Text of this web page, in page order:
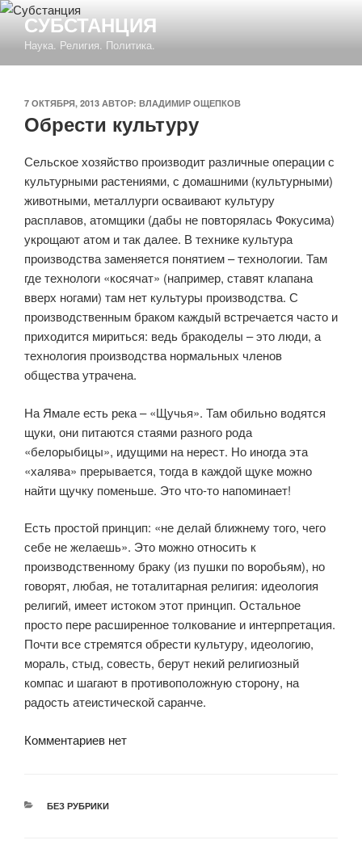
Перейти
содержимому
СУБСТАНЦИЯ
Наука. Религия. Политика.
ОПУБЛИКОВАНО
7 ОКТЯБРЯ, 2013 АВТОР: ВЛАДИМИР ОЩЕПКОВ
Обрести культуру
Сельское хозяйство производит различные операции с
культурными растениями, с домашними (культурными)
животными, металлурги осваивают культуру
расплавов, атомщики (дабы не повторялась Фокусима)
укрощают атом и так далее. В технике культура
производства заменяется понятием – технологии. Там
где технологи «косячат» (например, ставят клапана
вверх ногами) там нет культуры производства. С
производственным браком каждый встречается часто и
приходится мириться: ведь бракоделы – это люди, а
технология производства нормальных членов
общества утрачена.
На Ямале есть река – «Щучья». Там обильно водятся
щуки, они питаются стаями разного рода
«белорыбицы», идущими на нерест. Но иногда эта
«халява» прерывается, тогда в каждой щуке можно
найти щучку поменьше. Это что-то напоминает!
Есть простой принцип: «не делай ближнему того, чего
себе не желаешь». Это можно относить к
производственному браку (из пушки по воробьям), но
говорят, любая, не тоталитарная религия: идеология
религий, имеет истоком этот принцип. Остальное
просто пере расширенное толкование и интерпретация.
Почти все стремятся обрести культуру, идеологию,
мораль, стыд, совесть, берут некий религиозный
компас и шагают в противоположную сторону, на
радость атеистической саранче.
Комментариев нет
РУБРИКИ
БЕЗ РУБРИКИ